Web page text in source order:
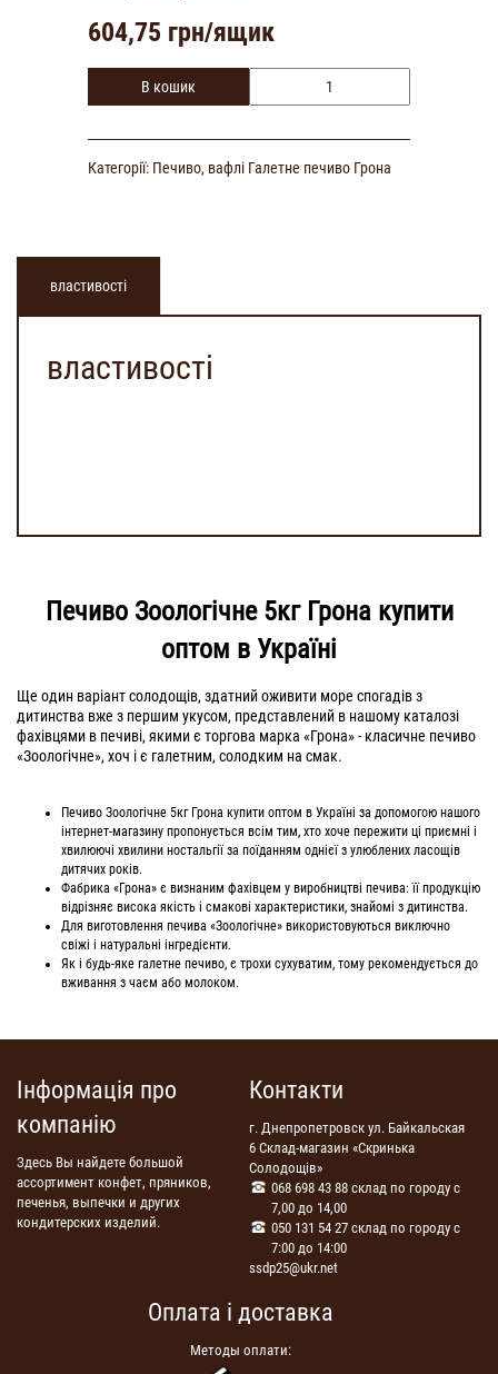
604,75 грн/ящик
В кошик
Категорії: Печиво, вафлі Галетне печиво Грона
властивості
властивості
Печиво Зоологічне 5кг Грона купити
оптом в Україні
Ще один варіант солодощів, здатний оживити море спогадів з
дитинства вже з першим укусом, представлений в нашому каталозі
фахівцями в печиві, якими є торгова марка «Грона» - класичне печиво
«Зоологічне», хоч і є галетним, солодким на смак.
Печиво Зоологічне 5кг Грона купити оптом в Україні за допомогою нашого
інтернет-магазину пропонується всім тим, хто хоче пережити ці приємні і
хвилюючі хвилини ностальгії за поїданням однієї з улюблених ласощів
дитячих років.
Фабрика «Грона» є визнаним фахівцем у виробництві печива: її продукцію
відрізняє висока якість і смакові характеристики, знайомі з дитинства.
Для виготовлення печива «Зоологічне» використовуються виключно
свіжі і натуральні інгредієнти.
Як і будь-яке галетне печиво, є трохи сухуватим, тому рекомендується до
вживання з чаєм або молоком.
Інформація про
компанію
Здесь Вы найдете большой
ассортимент конфет, пряников,
печенья, выпечки и других
кондитерских изделий.
Оплата і доставка
Методы оплати:
Контакти
г. Днепропетровск ул. Байкальская
6 Склад-магазин «Скринька
Солодощів»
068 698 43 88 склад по городу с
7,00 до 14,00
050 131 54 27 склад по городу с
7:00 до 14:00
ssdp25@ukr.net